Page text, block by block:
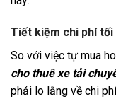
Tiết kiệm chi phí tối
So với việc tự mua
cho thuê xe tải
phải lo lắng về chi